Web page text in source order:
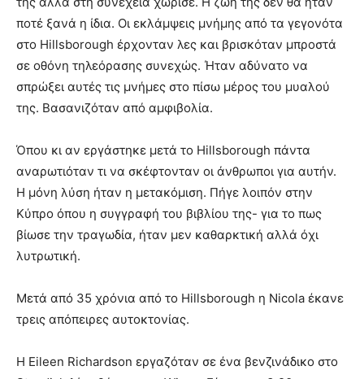
ποτέ ξανά η ίδια. Οι εκλάμψεις μνήμης από τα γεγονότα
στο Hillsborough έρχονταν λες και βρισκόταν μπροστά
σε οθόνη τηλεόρασης συνεχώς. Ήταν αδύνατο να
σπρώξει αυτές τις μνήμες στο πίσω μέρος του μυαλού
της. Βασανιζόταν από αμφιβολία.
Όπου κι αν εργάστηκε μετά το Hillsborough πάντα
αναρωτιόταν τι να σκέφτονταν οι άνθρωποι για αυτήν.
Η μόνη λύση ήταν η μετακόμιση. Πήγε λοιπόν στην
Κύπρο όπου η συγγραφή του βιβλίου της- για το πως
βίωσε την τραγωδία, ήταν μεν καθαρκτική αλλά όχι
λυτρωτική.
Μετά από 35 χρόνια από το Hillsborough η Nicola έκανε
τρεις απόπειρες αυτοκτονίας.
Η Eileen Richardson εργαζόταν σε ένα βενζινάδικο στο